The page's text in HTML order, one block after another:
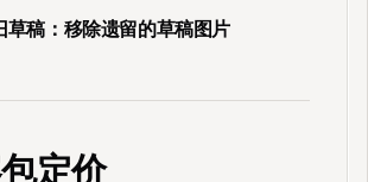
草稿 ：移除遗留的草稿图片
定价